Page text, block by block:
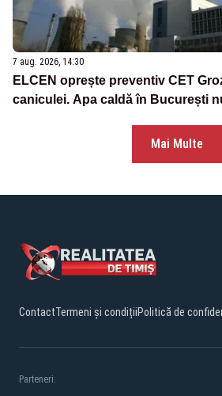
7 aug. 2026, 14:30
ELCEN oprește preventiv CET
caniculei. Apa caldă în București
Mai Multe
ContactTermeni și condițiiPolitică de
Parteneri: